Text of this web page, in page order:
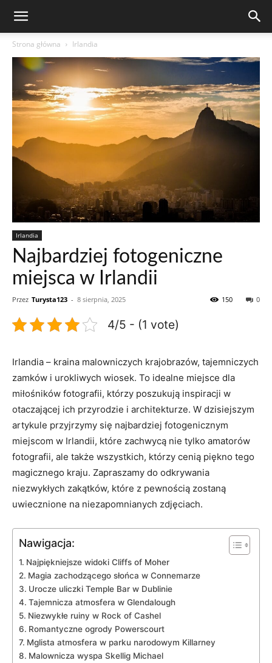
Strona główna Irlandia
Irlandia
Najbardziej fotogeniczne
miejsca w Irlandii
Przez Turysta123 - 8 sierpnia, 2025 0
150
4/5 - (1 vote)
Irlandia – kraina malowniczych krajobrazów, tajemniczych⁢
zamków i⁢ urokliwych wiosek. ⁣To idealne miejsce dla
miłośników ⁣fotografii, którzy poszukują inspiracji w
otaczającej ich przyrodzie i ⁤architekturze. W ⁣dzisiejszym
artykule przyjrzymy ​się najbardziej fotogenicznym ​
miejscom w‌ Irlandii, które zachwycą ‌nie tylko amatorów
fotografii, ale ‌także wszystkich, którzy cenią piękno ⁢tego
magicznego ‌kraju. Zapraszamy do odkrywania
⁤niezwykłych zakątków, które z pewnością zostaną
uwiecznione na⁣ niezapomnianych zdjęciach.
Nawigacja:
Najpiękniejsze widoki Cliffs⁤ of Moher
Magia ⁤zachodzącego słońca w Connemarze
Urocze uliczki Temple Bar w Dublinie
Tajemnicza atmosfera⁣ w ⁣Glendalough
Niezwykłe ruiny w Rock of Cashel
Romantyczne ogrody Powerscourt
Mglista‍ atmosfera w parku narodowym Killarney
Malownicza wyspa Skellig Michael